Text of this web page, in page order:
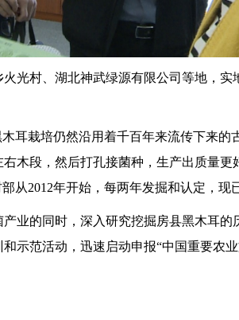
光村、湖北神武绿源有限公司等地，实
耳栽培仍然沿用着千百年来流传下来的
木段，然后打孔接菌种，生产出质量更
从2012年开始，每两年发掘和认定，现
业的同时，深入研究挖掘房县黑木耳的
示范活动，迅速启动申报“中国重要农